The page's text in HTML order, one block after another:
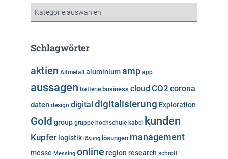
g
r
i
n
Schlagwörter
aktien Altmetall aluminiumamp app
aussagen batterie business cloud CO2 corona
daten design digital digitalisierung Exploration
Gold group gruppe hochschule kabel kunden
Kupfer logistik lösung lösungen management
messe Messing online region research schrott